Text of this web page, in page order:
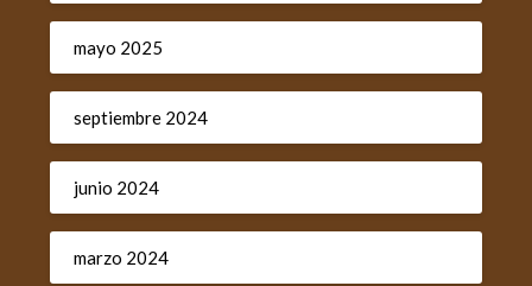
mayo 2025
septiembre 2024
junio 2024
marzo 2024